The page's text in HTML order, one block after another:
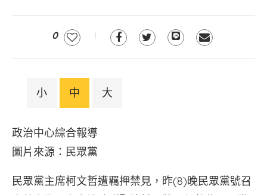
0
小 中 大
政治中心綜合報導
圖片來源：民眾黨
民眾黨主席柯文哲遭羈押禁見，昨(8)晚民眾黨號召